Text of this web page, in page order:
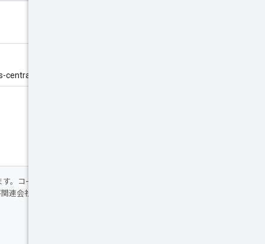
central1", "us-west1"]。
。コードサンプルは
連会社の登録商標です。